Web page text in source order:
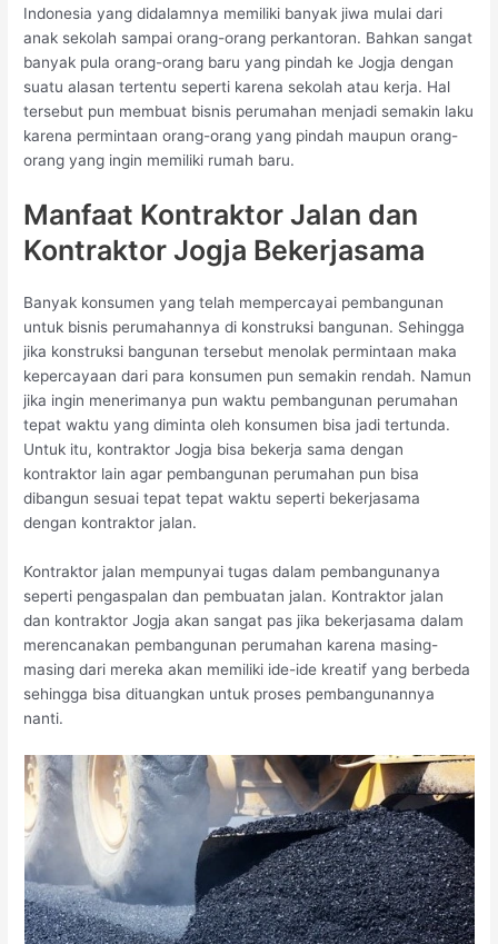
Indonesia yang didalamnya memiliki banyak jiwa mulai dari
anak sekolah sampai orang-orang perkantoran. Bahkan sangat
banyak pula orang-orang baru yang pindah ke Jogja dengan
suatu alasan tertentu seperti karena sekolah atau kerja. Hal
tersebut pun membuat bisnis perumahan menjadi semakin laku
karena permintaan orang-orang yang pindah maupun orang-
orang yang ingin memiliki rumah baru.
Manfaat Kontraktor Jalan dan
Kontraktor Jogja Bekerjasama
Banyak konsumen yang telah mempercayai pembangunan
untuk bisnis perumahannya di konstruksi bangunan. Sehingga
jika konstruksi bangunan tersebut menolak permintaan maka
kepercayaan dari para konsumen pun semakin rendah. Namun
jika ingin menerimanya pun waktu pembangunan perumahan
tepat waktu yang diminta oleh konsumen bisa jadi tertunda.
Untuk itu, kontraktor Jogja bisa bekerja sama dengan
kontraktor lain agar pembangunan perumahan pun bisa
dibangun sesuai tepat tepat waktu seperti bekerjasama
dengan kontraktor jalan.
Kontraktor jalan mempunyai tugas dalam pembangunanya
seperti pengaspalan dan pembuatan jalan. Kontraktor jalan
dan kontraktor Jogja akan sangat pas jika bekerjasama dalam
merencanakan pembangunan perumahan karena masing-
masing dari mereka akan memiliki ide-ide kreatif yang berbeda
sehingga bisa dituangkan untuk proses pembangunannya
nanti.